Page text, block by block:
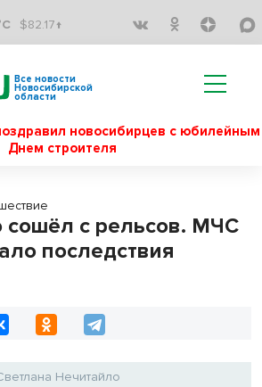
$82.17↑
Все новости
Новосибирской
области
новосибирцев с юбилейным
Днем строителя
сошёл с рельсов. МЧС
последствия
Нечитайло